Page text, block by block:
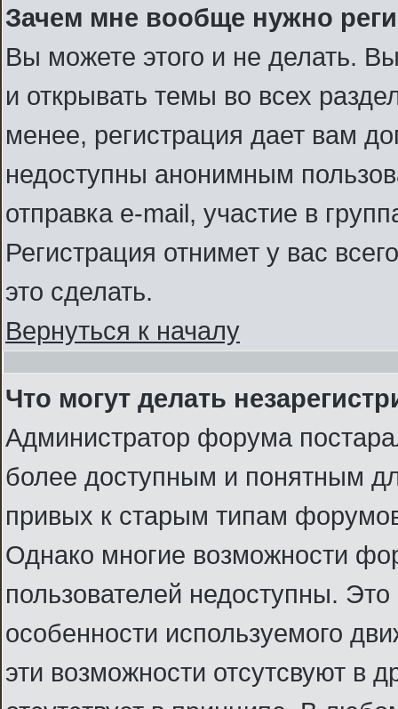
Зачем мне вообще нужно
Вы можете этого и не делать.
и открывать темы во всех
менее, регистрация дает вам
недоступны анонимным
отправка e-mail, участие в
Регистрация отнимет у вас
это сделать.
Вернуться к началу
Что могут делать
Администратор форума
более доступным и понятным
привых к старым типам
Однако многие возможности
пользователей недоступны.
особенности используемого
эти возможности отсутсвуют в